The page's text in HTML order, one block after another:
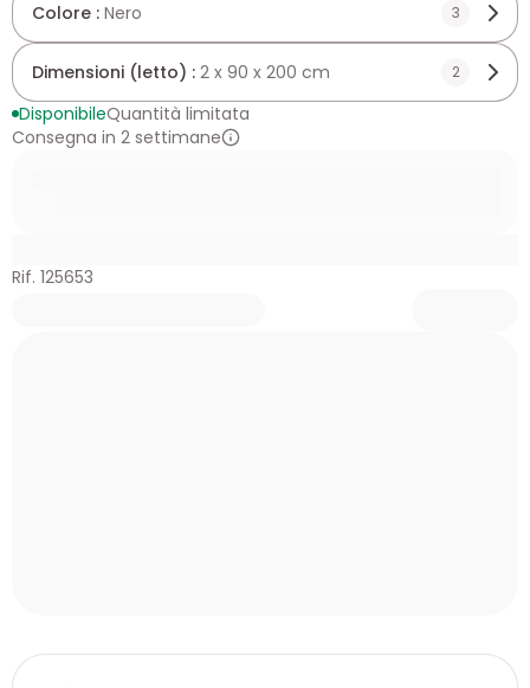
Colore : Nero 3
Dimensioni (letto) : 2 x 90 x 200 cm 2
DisponibileQuantità limitata
Consegna in 2 settimane
Rif. 125653